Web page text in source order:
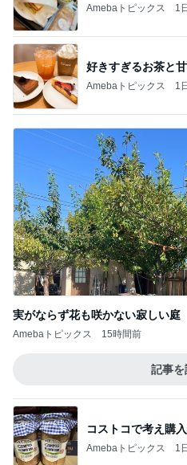
Amebaトピックス 1
好きすぎるお茶と
Amebaトピックス 1
実がならず花も咲かない寂しい庭
Amebaトピックス 15時間前
記事を
コストコで考え購
Amebaトピックス 1